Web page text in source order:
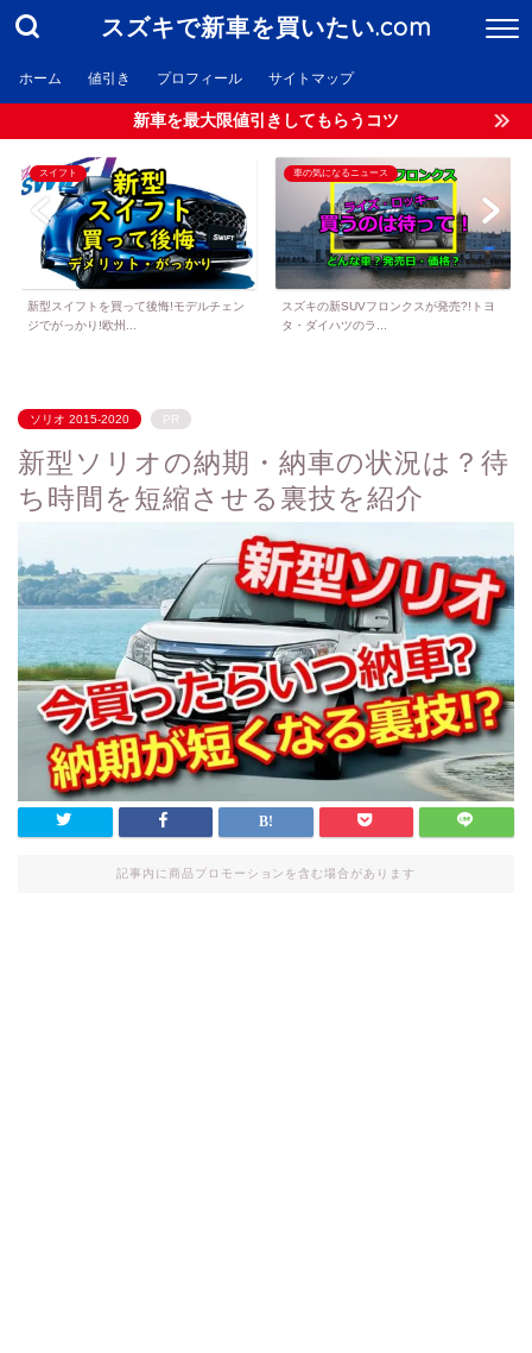
スズキで新車を買いたい.com
ホーム 値引き プロフィール サイトマップ
新車を最大限値引きしてもらうコツ
スイフト
新型スイフトを買って後悔!モデルチェン
ジでがっかり!欧州...
車の気になるニュース
スズキの新SUVフロンクスが発売?!トヨ
タ・ダイハツのラ...
ソリオ 2015-2020 PR
新型ソリオの納期・納車の状況は？待
ち時間を短縮させる裏技を紹介
記事内に商品プロモーションを含む場合があります